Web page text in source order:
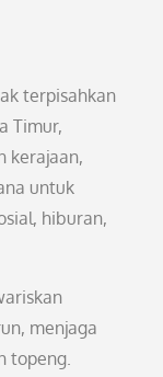
terpisahkan
Timur,
kerajaan,
untuk
hiburan,
menjaga
topeng.